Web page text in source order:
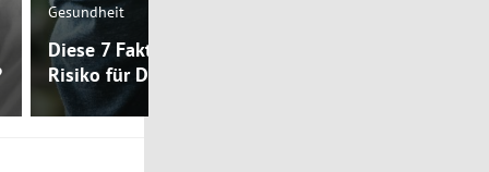
Gesundheit
Diese 7 Faktoren reduzieren das
Risiko für Depression